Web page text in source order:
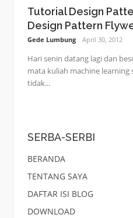
Tutorial Design
Design Pattern
Gede Lumbung April 30, 2012
Hari senin datang lagi dan
mata kuliah machine
tidak...
SERBA-SERBI
BERANDA
TENTANG SAYA
DAFTAR ISI BLOG
DOWNLOAD